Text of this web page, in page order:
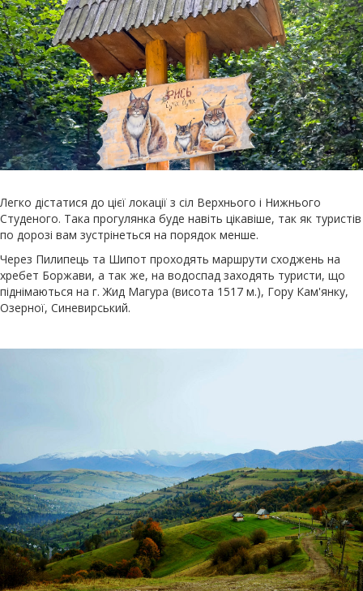
Легко дістатися до цієї локації з сіл Верхнього і Нижнього
Студеного. Така прогулянка буде навіть цікавіше, так як туристів
по дорозі вам зустрінеться на порядок менше.
Через Пилипець та Шипот проходять маршрути сходжень на
хребет Боржави, а так же, на водоспад заходять туристи, що
піднімаються на г. Жид Магура (висота 1517 м.), Гору Кам'янку,
Озерної, Синевирський.